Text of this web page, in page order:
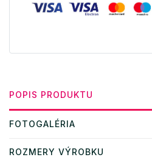
POPIS PRODUKTU
FOTOGALÉRIA
ROZMERY VÝROBKU